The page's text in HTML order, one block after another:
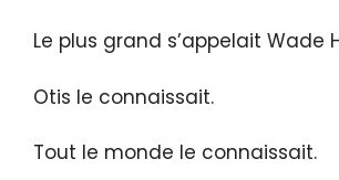
Le plus grand s’appelait Wade
Otis le connaissait.
Tout le monde le connaissait.